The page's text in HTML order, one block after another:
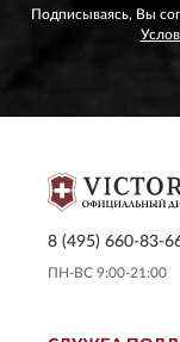
Подписываясь, Вы
8 (495) 660-83-
ПН-ВС 9:00-21:00